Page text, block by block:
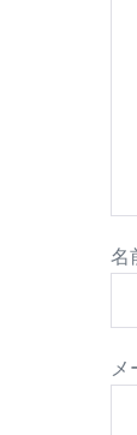
名
メ